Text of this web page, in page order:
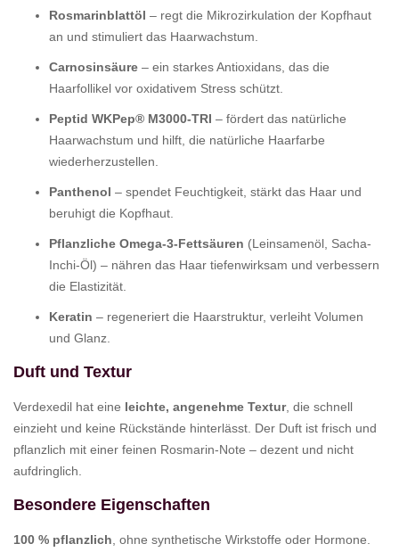
Rosmarinblattöl – regt die Mikrozirkulation der Kopfhaut
an und stimuliert das Haarwachstum.
Carnosinsäure – ein starkes Antioxidans, das die
Haarfollikel vor oxidativem Stress schützt.
Peptid WKPep® M3000-TRI – fördert das natürliche
Haarwachstum und hilft, die natürliche Haarfarbe
wiederherzustellen.
Panthenol – spendet Feuchtigkeit, stärkt das Haar und
beruhigt die Kopfhaut.
Pflanzliche Omega-3-Fettsäuren (Leinsamenöl, Sacha-
Inchi-Öl) – nähren das Haar tiefenwirksam und verbessern
die Elastizität.
Keratin – regeneriert die Haarstruktur, verleiht Volumen
und Glanz.
Duft und Textur
Verdexedil hat eine leichte, angenehme Textur, die schnell
einzieht und keine Rückstände hinterlässt. Der Duft ist frisch und
pflanzlich mit einer feinen Rosmarin-Note – dezent und nicht
aufdringlich.
Besondere Eigenschaften
100 % pflanzlich , ohne synthetische Wirkstoffe oder Hormone.